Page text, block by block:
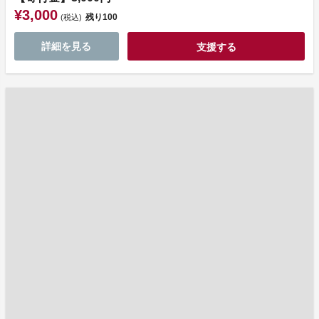
¥3,000 (税込) 残り100
詳細を見る 支援する